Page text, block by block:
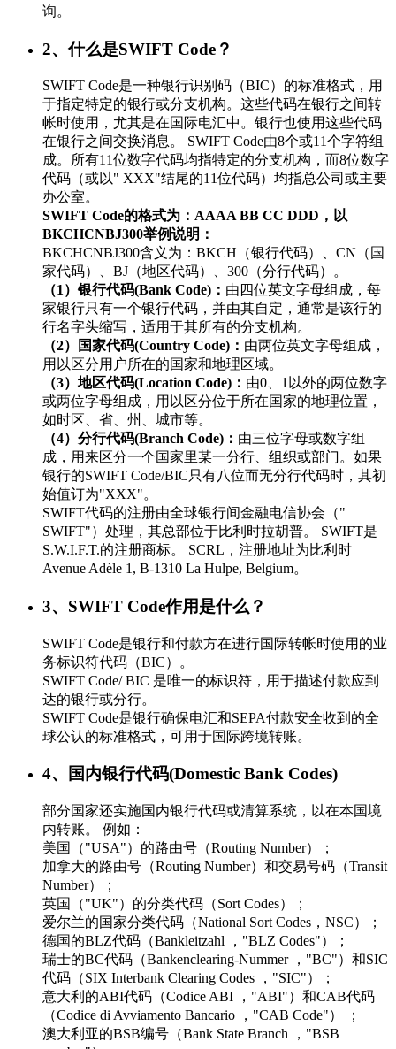
询。
2、什么是SWIFT Code？
SWIFT Code是一种银行识别码（BIC）的标准格式，用
于指定特定的银行或分支机构。这些代码在银行之间转
帐时使用，尤其是在国际电汇中。银行也使用这些代码
在银行之间交换消息。 SWIFT Code由8个或11个字符组
成。所有11位数字代码均指特定的分支机构，而8位数字
代码（或以" XXX"结尾的11位代码）均指总公司或主要
办公室。
SWIFT Code的格式为：AAAA BB CC DDD，以
BKCHCNBJ300举例说明：
BKCHCNBJ300含义为：BKCH（银行代码）、CN（国
家代码）、BJ（地区代码）、300（分行代码）。
（1）银行代码(Bank Code)： 由四位英文字母组成，每
家银行只有一个银行代码，并由其自定，通常是该行的
行名字头缩写，适用于其所有的分支机构。
（2）国家代码(Country Code)： 由两位英文字母组成，
用以区分用户所在的国家和地理区域。
（3）地区代码(Location Code)： 由0、1以外的两位数字
或两位字母组成，用以区分位于所在国家的地理位置，
如时区、省、州、城市等。
（4）分行代码(Branch Code)： 由三位字母或数字组
成，用来区分一个国家里某一分行、组织或部门。如果
银行的SWIFT Code/BIC只有八位而无分行代码时，其初
始值订为"XXX"。
SWIFT代码的注册由全球银行间金融电信协会（"
SWIFT"）处理，其总部位于比利时拉胡普。 SWIFT是
S.W.I.F.T.的注册商标。 SCRL，注册地址为比利时
Avenue Adèle 1, B-1310 La Hulpe, Belgium。
3、SWIFT Code作用是什么？
SWIFT Code是银行和付款方在进行国际转帐时使用的业
务标识符代码（BIC）。
SWIFT Code/ BIC 是唯一的标识符，用于描述付款应到
达的银行或分行。
SWIFT Code是银行确保电汇和SEPA付款安全收到的全
球公认的标准格式，可用于国际跨境转账。
4、国内银行代码(Domestic Bank Codes)
部分国家还实施国内银行代码或清算系统，以在本国境
内转账。 例如：
美国（"USA"）的路由号（Routing Number）；
加拿大的路由号（Routing Number）和交易号码（Transit
Number）；
英国（"UK"）的分类代码（Sort Codes）；
爱尔兰的国家分类代码（National Sort Codes，NSC）；
德国的BLZ代码（Bankleitzahl ，"BLZ Codes"）；
瑞士的BC代码（Bankenclearing-Nummer ，"BC"）和SIC
代码（SIX Interbank Clearing Codes ，"SIC"）；
意大利的ABI代码（Codice ABI ，"ABI"）和CAB代码
（Codice di Avviamento Bancario ，"CAB Code"） ；
澳大利亚的BSB编号（Bank State Branch ，"BSB